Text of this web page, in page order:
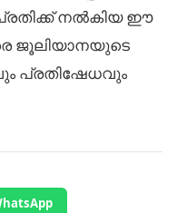
നൽകിയ ഈ
ജൂലിയാനയുടെ
പ്രതിഷേധവും